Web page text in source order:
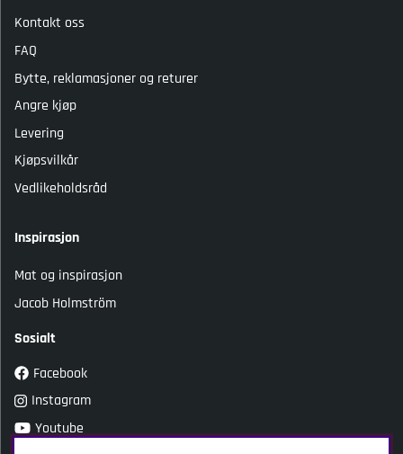
Kontakt oss
FAQ
Bytte, reklamasjoner og returer
Angre kjøp
Levering
Kjøpsvilkår
Vedlikeholdsråd
Inspirasjon
Mat og inspirasjon
Jacob Holmström
Sosialt
Facebook
Instagram
Youtube